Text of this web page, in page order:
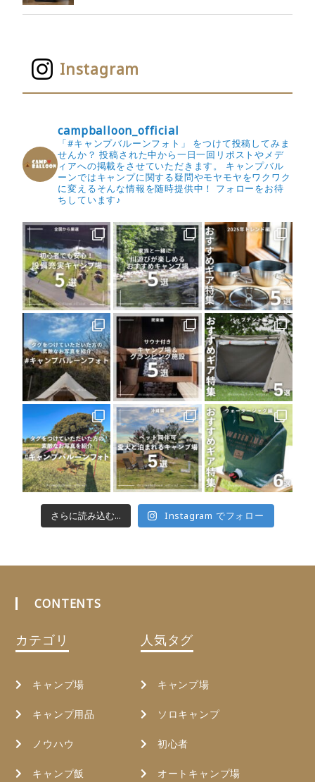
Instagram
campballoon_official
「#キャンプバルーンフォト」 をつけて投稿してみま
せんか？ 投稿された中から一日一回リポストやメデ
ィアへの掲載をさせていただきます。
キャンプバル
ーンではキャンプに関する疑問やモヤモヤをワクワク
に変えるそんな情報を随時提供中！
フォローをお待
ちしています♪
さらに読み込む... Instagram でフォロー
CONTENTS
カテゴリ
キャンプ場
キャンプ用品
ノウハウ
キャンプ飯
人気タグ
キャンプ場
ソロキャンプ
初心者
オートキャンプ場